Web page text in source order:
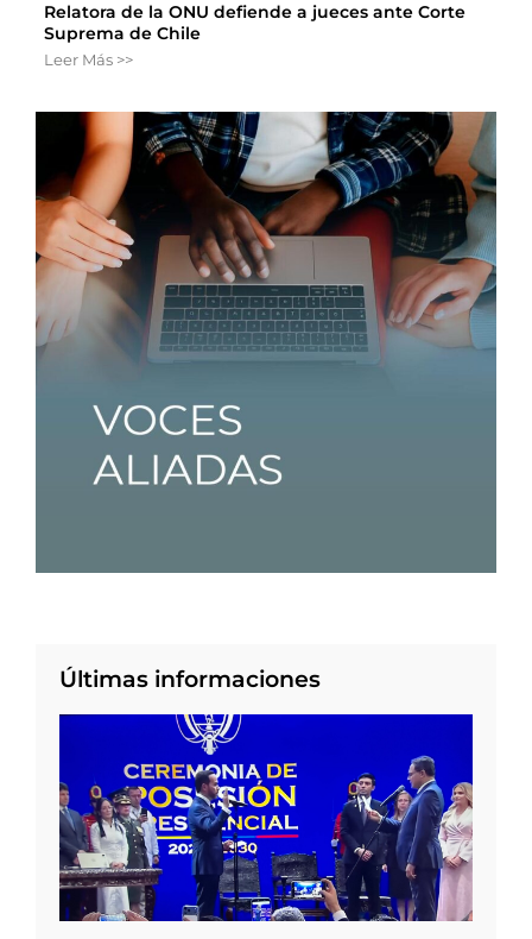
Relatora de la ONU defiende a jueces ante Corte
Suprema de Chile
Leer Más >>
Últimas informaciones